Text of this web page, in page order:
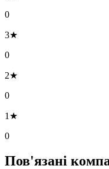
0
3★
0
2★
0
1★
0
Пов'язані